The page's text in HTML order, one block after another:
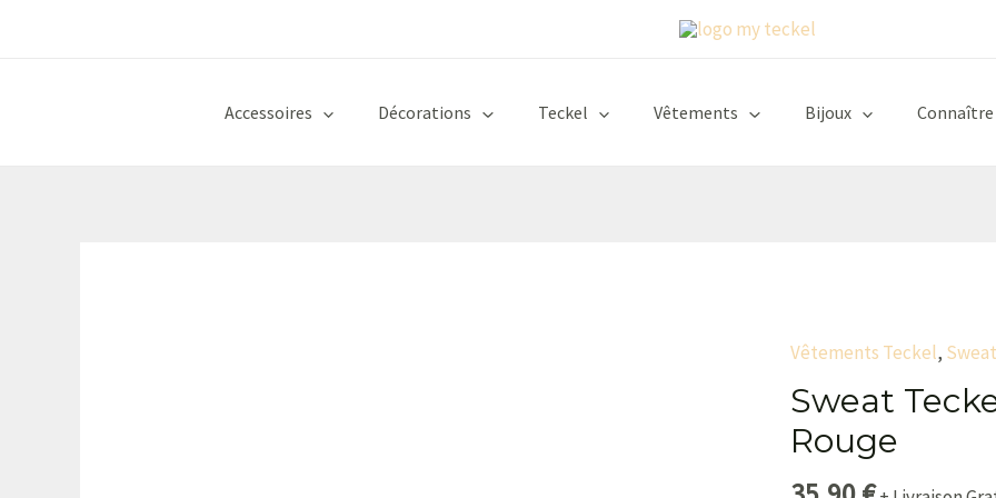
Accessoires Décorations Teckel Vêtements Bijoux Connaître
Vêtements Teckel,
Sweat
Rouge
quantité
de
Sweat
Teckel
Evolution